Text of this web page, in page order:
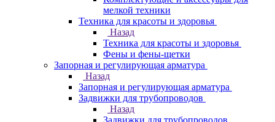
мелкой техники
Техника для красоты и здоровья
Назад
Техника для красоты и здоровья
Фены и фены-щетки
Запорная и регулирующая арматура
Назад
Запорная и регулирующая арматура
Задвижки для трубопроводов
Назад
Задвижки для трубопроводов